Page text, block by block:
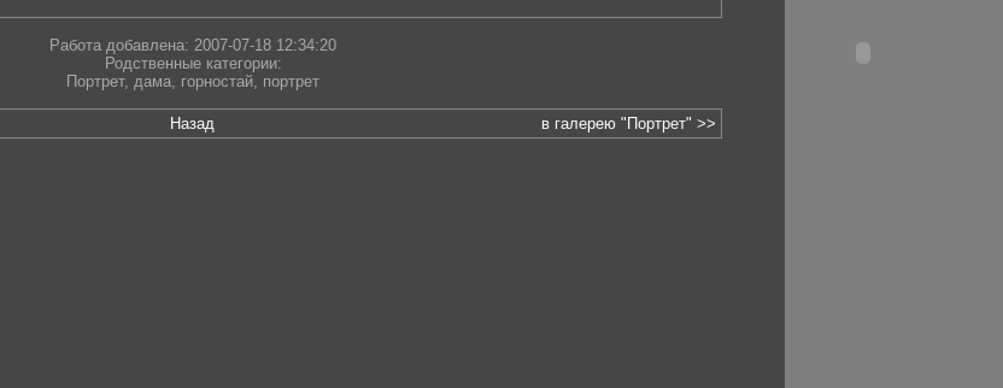
Работа добавлена: 2007-07-18 12:34:20
Родственные категории:
Портрет, дама, горностай, портрет
Назад в галерею "Портрет" >>